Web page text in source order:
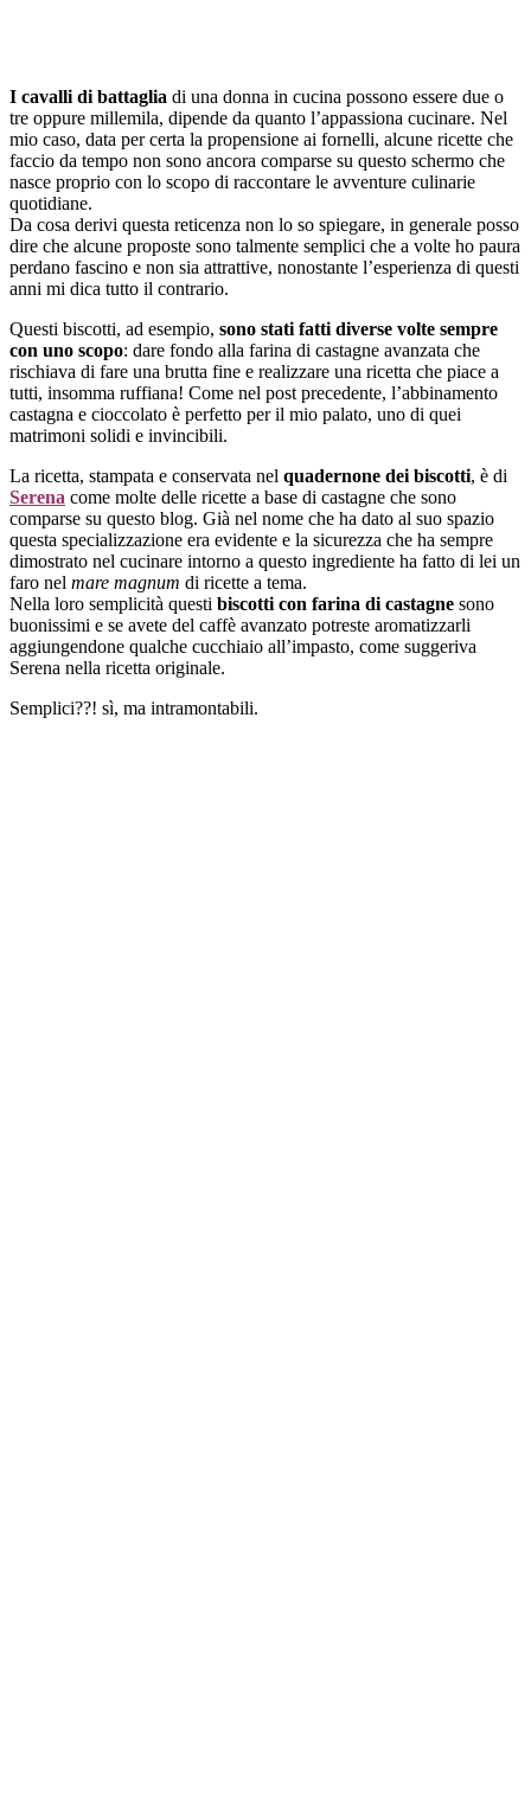
I cavalli di battaglia di una donna in cucina possono essere due o
tre oppure millemila, dipende da quanto l’appassiona cucinare. Nel
mio caso, data per certa la propensione ai fornelli, alcune ricette che
faccio da tempo non sono ancora comparse su questo schermo che
nasce proprio con lo scopo di raccontare le avventure culinarie
quotidiane.
Da cosa derivi questa reticenza non lo so spiegare, in generale posso
dire che alcune proposte sono talmente semplici che a volte ho paura
perdano fascino e non sia attrattive, nonostante l’esperienza di questi
anni mi dica tutto il contrario.
Questi biscotti, ad esempio, sono stati fatti diverse volte sempre
con uno scopo: dare fondo alla farina di castagne avanzata che
rischiava di fare una brutta fine e realizzare una ricetta che piace a
tutti, insomma ruffiana! Come nel post precedente, l’abbinamento
castagna e cioccolato è perfetto per il mio palato, uno di quei
matrimoni solidi e invincibili.
La ricetta, stampata e conservata nel quadernone dei biscotti, è di
Serena come molte delle ricette a base di castagne che sono
comparse su questo blog. Già nel nome che ha dato al suo spazio
questa specializzazione era evidente e la sicurezza che ha sempre
dimostrato nel cucinare intorno a questo ingrediente ha fatto di lei un
faro nel mare magnum di ricette a tema.
Nella loro semplicità questi biscotti con farina di castagne sono
buonissimi e se avete del caffè avanzato potreste aromatizzarli
aggiungendone qualche cucchiaio all’impasto, come suggeriva
Serena nella ricetta originale.
Semplici??! sì, ma intramontabili.